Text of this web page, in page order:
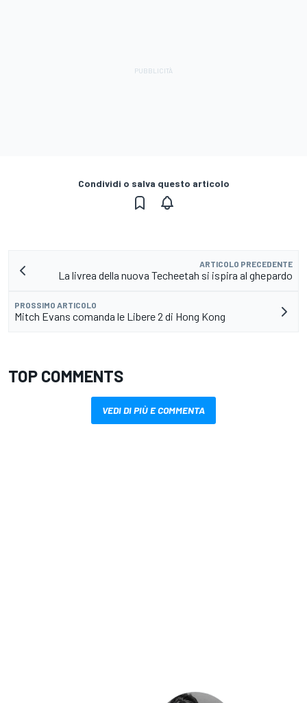
Condividi o salva questo articolo
ARTICOLO PRECEDENTE
La livrea della nuova Techeetah si ispira al ghepardo
PROSSIMO ARTICOLO
Mitch Evans comanda le Libere 2 di Hong Kong
TOP COMMENTS
VEDI DI PIÙ E COMMENTA